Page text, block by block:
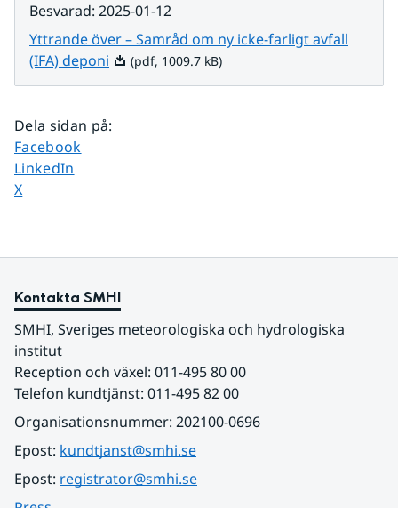
Besvarad: 2025-01-12
Yttrande över – Samråd om ny icke-farligt avfall
(IFA) deponi Pdf, 1009.7 kB.
(pdf, 1009.7 kB)
Dela sidan på:
Dela sidan på
Facebook
Dela sidan på
LinkedIn
Dela sidan på
X
Kontakta SMHI
SMHI, Sveriges meteorologiska och hydrologiska
institut
Reception och växel: 011-495 80 00
Telefon kundtjänst: 011-495 82 00
Organisationsnummer: 202100-0696
Epost: kundtjanst@smhi.se
Epost: registrator@smhi.se